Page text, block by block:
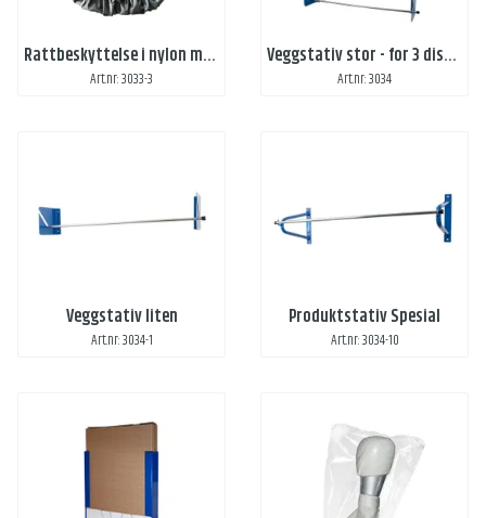
Rattbeskyttelse i nylon med strikk
Art.nr: 3033-3
Veggstativ stor - for 3 dispenserbokser
Art.nr: 3034
Veggstativ liten
Art.nr: 3034-1
Produktstativ Spesial
Art.nr: 3034-10